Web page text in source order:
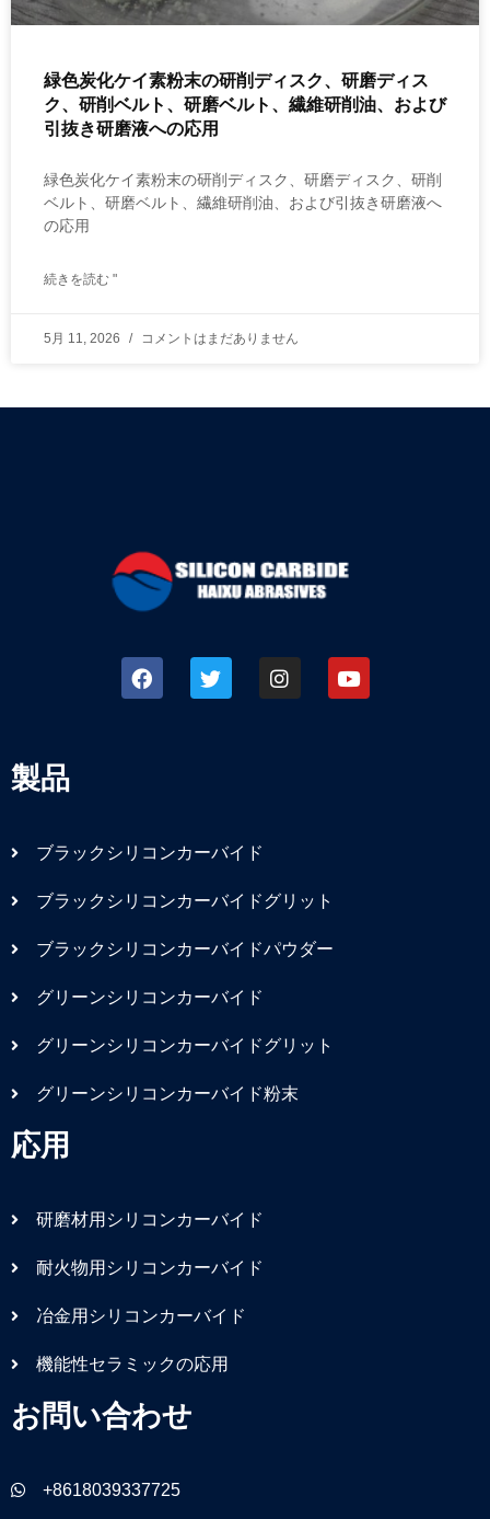
緑色炭化ケイ素粉末の研削ディスク、研磨ディス
ク、研削ベルト、研磨ベルト、繊維研削油、および
引抜き研磨液への応用
緑色炭化ケイ素粉末の研削ディスク、研磨ディスク、研削
ベルト、研磨ベルト、繊維研削油、および引抜き研磨液へ
の応用
続きを読む "
5月 11, 2026 コメントはまだありません
製品
ブラックシリコンカーバイド
ブラックシリコンカーバイドグリット
ブラックシリコンカーバイドパウダー
グリーンシリコンカーバイド
グリーンシリコンカーバイドグリット
グリーンシリコンカーバイド粉末
応用
研磨材用シリコンカーバイド
耐火物用シリコンカーバイド
冶金用シリコンカーバイド
機能性セラミックの応用
お問い合わせ
+8618039337725